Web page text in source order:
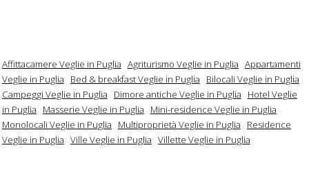
Affittacamere Veglie in Puglia Agriturismo Veglie in Puglia Appartamenti
Veglie in Puglia
Bed & breakfast Veglie in Puglia
Bilocali Veglie in Puglia
Campeggi Veglie in Puglia
Dimore antiche Veglie in Puglia
Hotel Veglie
in Puglia
Masserie Veglie in Puglia
Mini-residence Veglie in Puglia
Monolocali Veglie in Puglia
Multiproprietà Veglie in Puglia
Residence
Veglie in Puglia Ville Veglie in Puglia Villette Veglie in Puglia